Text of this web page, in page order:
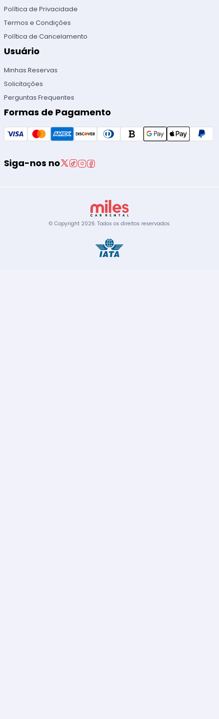
Política de Privacidade
Termos e Condições
Política de Cancelamento
Usuário
Minhas Reservas
Solicitações
Perguntas Frequentes
Formas de Pagamento
Siga-nos no
© Copyright 2026. Todos os direitos reservados.